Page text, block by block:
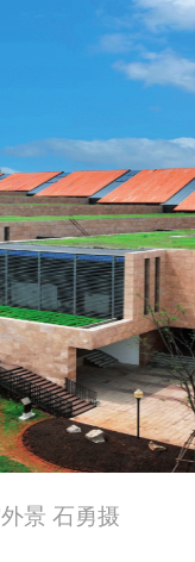
景 石勇摄